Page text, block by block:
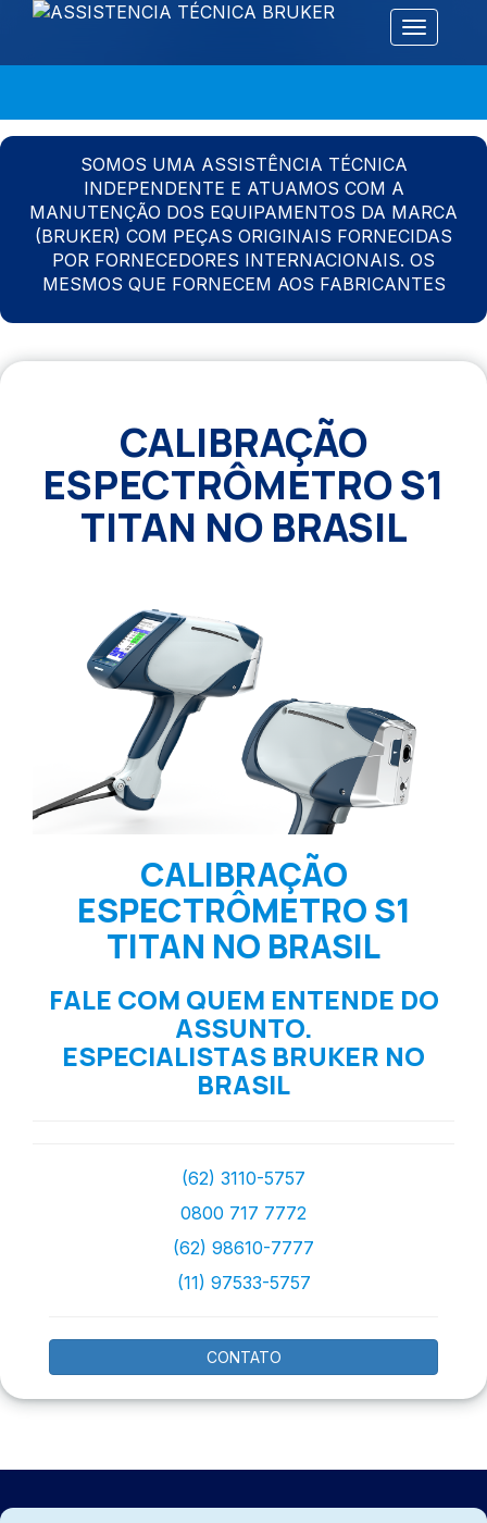
Alternar
SOMOS UMA ASSISTÊNCIA TÉCNICA
INDEPENDENTE E ATUAMOS COM A
MANUTENÇÃO DOS EQUIPAMENTOS DA MARCA
(BRUKER) COM PEÇAS ORIGINAIS FORNECIDAS
POR FORNECEDORES INTERNACIONAIS. OS
MESMOS QUE FORNECEM AOS FABRICANTES
CALIBRAÇÃO
ESPECTRÔMETRO S1
TITAN NO BRASIL
CALIBRAÇÃO
ESPECTRÔMETRO S1
TITAN NO BRASIL
FALE COM QUEM ENTENDE DO
ASSUNTO.
ESPECIALISTAS BRUKER NO
BRASIL
(62) 3110-5757
0800 717 7772
(62) 98610-7777
(11) 97533-5757
CONTATO